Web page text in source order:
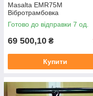
Masalta EMR75M
Вібротрамбовка
Готово до відправки 7 од.
69 500,10 ₴
Купити